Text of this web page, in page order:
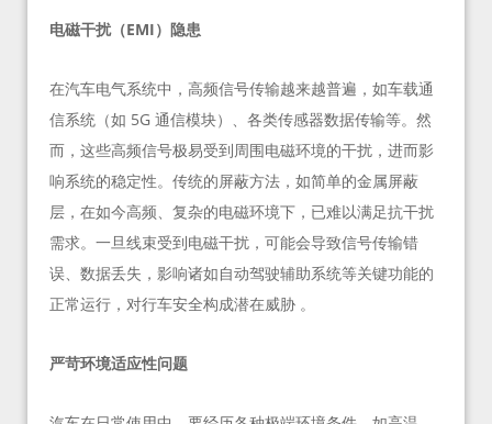
电磁干扰（EMI）隐患
在汽车电气系统中，高频信号传输越来越普遍，如车载通
信系统（如 5G 通信模块）、各类传感器数据传输等。然
而，这些高频信号极易受到周围电磁环境的干扰，进而影
响系统的稳定性。传统的屏蔽方法，如简单的金属屏蔽
层，在如今高频、复杂的电磁环境下，已难以满足抗干扰
需求。一旦线束受到电磁干扰，可能会导致信号传输错
误、数据丢失，影响诸如自动驾驶辅助系统等关键功能的
正常运行，对行车安全构成潜在威胁 。
严苛环境适应性问题